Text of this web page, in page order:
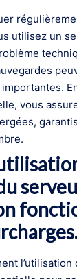
utilisez un
vous